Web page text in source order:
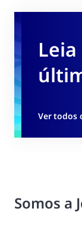
Ver todos
Somos a